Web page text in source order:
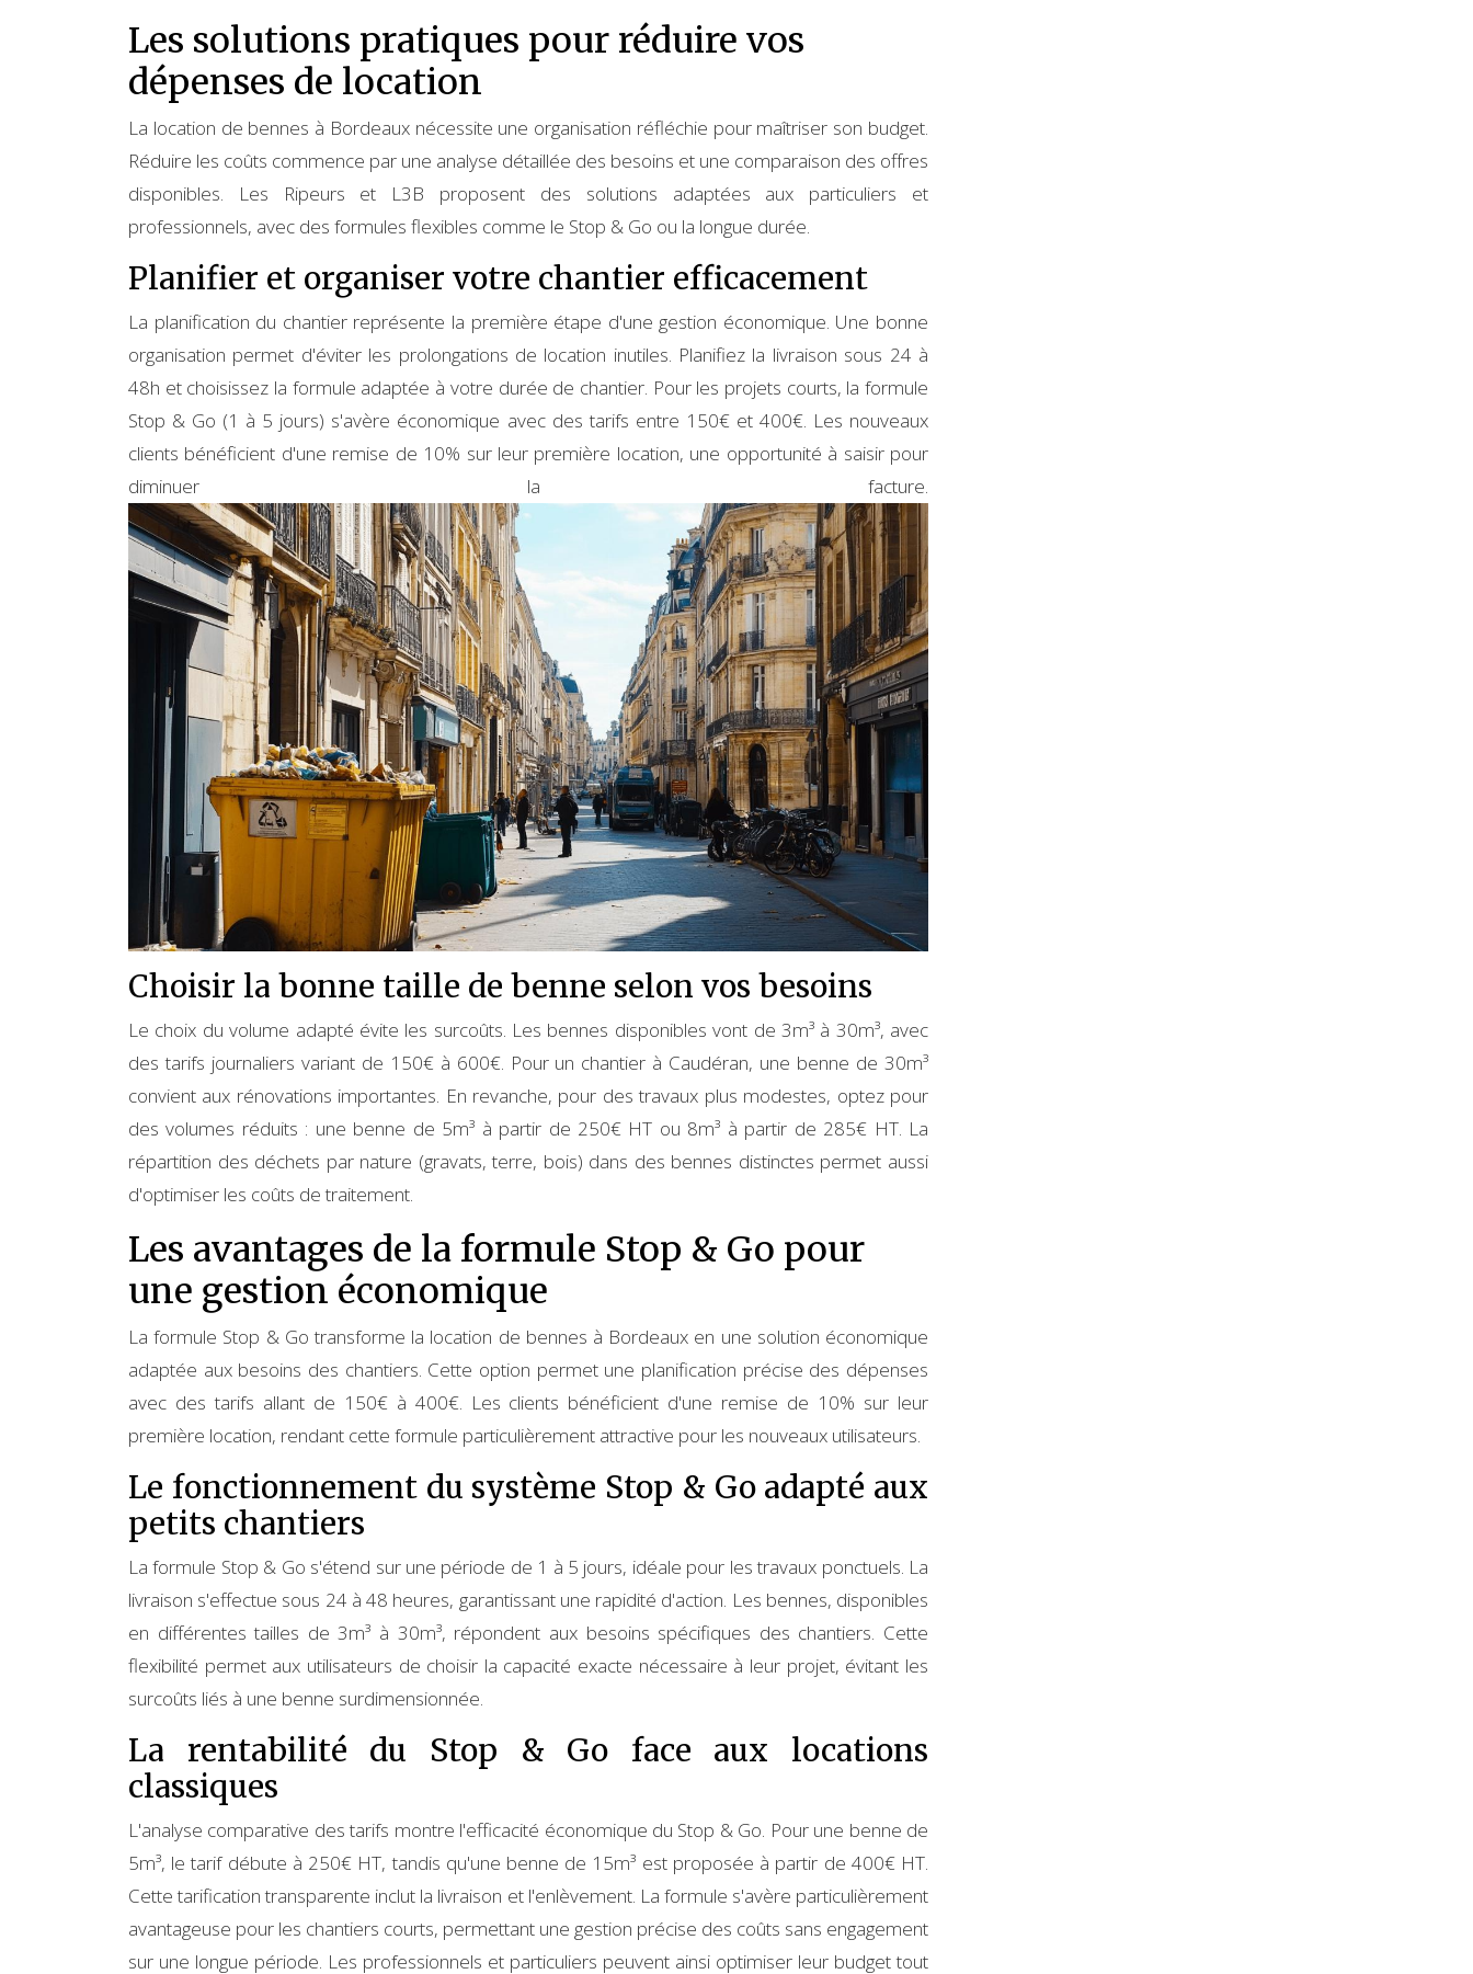
Les solutions pratiques pour réduire vos
dépenses de location
La location de bennes à Bordeaux nécessite une organisation réfléchie pour maîtriser son budget.
Réduire les coûts commence par une analyse détaillée des besoins et une comparaison des offres
disponibles. Les Ripeurs et L3B proposent des solutions adaptées aux particuliers et
professionnels, avec des formules flexibles comme le Stop & Go ou la longue durée.
Planifier et organiser votre chantier efficacement
La planification du chantier représente la première étape d'une gestion économique. Une bonne
organisation permet d'éviter les prolongations de location inutiles. Planifiez la livraison sous 24 à
48h et choisissez la formule adaptée à votre durée de chantier. Pour les projets courts, la formule
Stop & Go (1 à 5 jours) s'avère économique avec des tarifs entre 150€ et 400€. Les nouveaux
clients bénéficient d'une remise de 10% sur leur première location, une opportunité à saisir pour
diminuer la facture.
Choisir la bonne taille de benne selon vos besoins
Le choix du volume adapté évite les surcoûts. Les bennes disponibles vont de 3m³ à 30m³, avec
des tarifs journaliers variant de 150€ à 600€. Pour un chantier à Caudéran, une benne de 30m³
convient aux rénovations importantes. En revanche, pour des travaux plus modestes, optez pour
des volumes réduits : une benne de 5m³ à partir de 250€ HT ou 8m³ à partir de 285€ HT. La
répartition des déchets par nature (gravats, terre, bois) dans des bennes distinctes permet aussi
d'optimiser les coûts de traitement.
Les avantages de la formule Stop & Go pour
une gestion économique
La formule Stop & Go transforme la location de bennes à Bordeaux en une solution économique
adaptée aux besoins des chantiers. Cette option permet une planification précise des dépenses
avec des tarifs allant de 150€ à 400€. Les clients bénéficient d'une remise de 10% sur leur
première location, rendant cette formule particulièrement attractive pour les nouveaux utilisateurs.
Le fonctionnement du système Stop & Go adapté aux
petits chantiers
La formule Stop & Go s'étend sur une période de 1 à 5 jours, idéale pour les travaux ponctuels. La
livraison s'effectue sous 24 à 48 heures, garantissant une rapidité d'action. Les bennes, disponibles
en différentes tailles de 3m³ à 30m³, répondent aux besoins spécifiques des chantiers. Cette
flexibilité permet aux utilisateurs de choisir la capacité exacte nécessaire à leur projet, évitant les
surcoûts liés à une benne surdimensionnée.
La rentabilité du Stop & Go face aux locations
classiques
L'analyse comparative des tarifs montre l'efficacité économique du Stop & Go. Pour une benne de
5m³, le tarif débute à 250€ HT, tandis qu'une benne de 15m³ est proposée à partir de 400€ HT.
Cette tarification transparente inclut la livraison et l'enlèvement. La formule s'avère particulièrement
avantageuse pour les chantiers courts, permettant une gestion précise des coûts sans engagement
sur une longue période. Les professionnels et particuliers peuvent ainsi optimiser leur budget tout